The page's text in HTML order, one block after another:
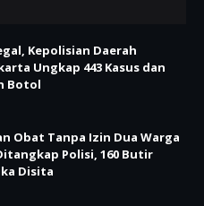
Kepolisian Daerah
Ungkap 443 Kasus dan
Botol
Obat Tanpa Izin Dua Warga
Polisi, 160 Butir
Disita